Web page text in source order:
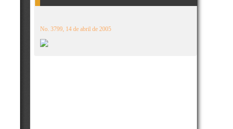
No. 3799, 14 de abril de 2005